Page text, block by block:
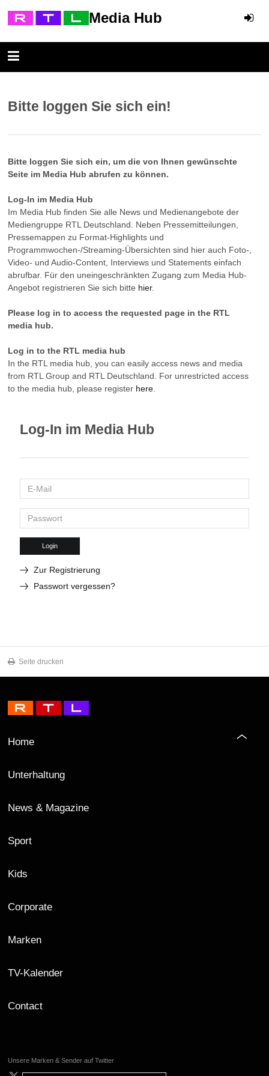
Media Hub
Bitte loggen Sie sich ein!
Bitte loggen Sie sich ein, um die von Ihnen gewünschte
Seite im Media Hub abrufen zu können.
Log-In im Media Hub
Im Media Hub finden Sie alle News und Medienangebote der
Mediengruppe RTL Deutschland. Neben Pressemitteilungen,
Pressemappen zu Format-Highlights und
Programmwochen-/Streaming-Übersichten sind hier auch Foto-,
Video- und Audio-Content, Interviews und Statements einfach
abrufbar. Für den uneingeschränkten Zugang zum Media Hub-
Angebot registrieren Sie sich bitte hier.
Please log in to access the requested page in the RTL
media hub.
Log in to the RTL media hub
In the RTL media hub, you can easily access news and media
from RTL Group and RTL Deutschland. For unrestricted access
to the media hub, please register here
Log-In im Media Hub
Login
Zur Registrierung
Passwort vergessen?
Seite drucken
Home
Unterhaltung
News & Magazine
Sport
Kids
Corporate
Marken
TV-Kalender
Contact
Unsere Marken & Sender auf Twitter